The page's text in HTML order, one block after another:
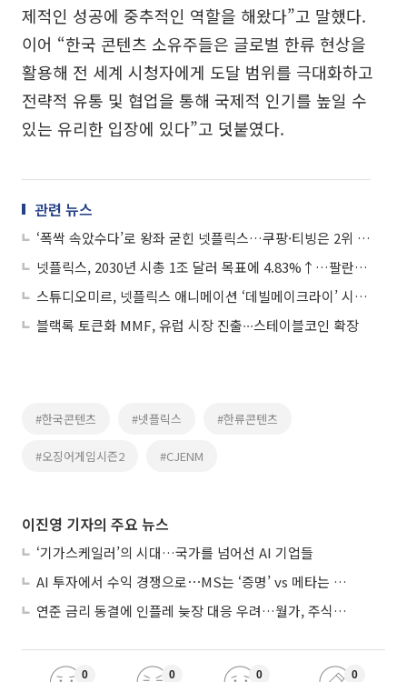
제적인 성공에 중추적인 역할을 해왔다”고 말했다.
이어 “한국 콘텐츠 소유주들은 글로벌 한류 현상을
활용해 전 세계 시청자에게 도달 범위를 극대화하고
전략적 유통 및 협업을 통해 국제적 인기를 높일 수
있는 유리한 입장에 있다”고 덧붙였다.
관련 뉴스
‘폭싹 속았수다’로 왕좌 굳힌 넷플릭스…쿠팡·티빙은 2위 쟁탈전
넷플릭스, 2030년 시총 1조 달러 목표에 4.83%↑…팔란티어 6.24%↑
스튜디오미르, 넷플릭스 애니메이션 ‘데빌메이크라이’ 시즌2 제작 확정
블랙록 토큰화 MMF, 유럽 시장 진출∙∙∙스테이블코인 확장
#한국콘텐츠 #넷플릭스 #한류콘텐츠
#오징어게임시즌2 #CJENM
이진영 기자의 주요 뉴스
‘기가스케일러’의 시대…국가를 넘어선 AI 기업들
AI 투자에서 수익 경쟁으로⋯MS는 ‘증명’ vs 메타는 ‘숙제’
연준 금리 동결에 인플레 늦장 대응 우려…월가, 주식도 채권도 던졌다
0 0 0 0